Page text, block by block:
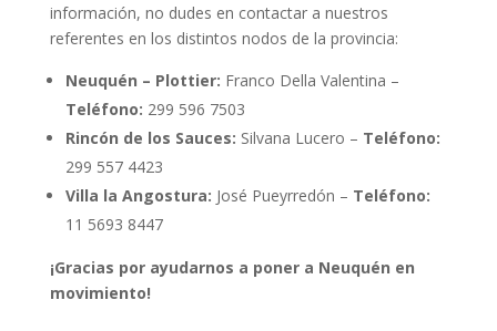
información, no dudes en contactar a nuestros
referentes en los distintos nodos de la provincia:
Neuquén – Plottier: Franco Della Valentina –
Teléfono: 299 596 7503
Rincón de los Sauces: Silvana Lucero – Teléfono:
299 557 4423
Villa la Angostura: José Pueyrredón – Teléfono:
11 5693 8447
¡Gracias por ayudarnos a poner a Neuquén en
movimiento!